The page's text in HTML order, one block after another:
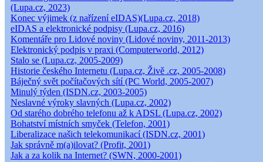
(Lupa.cz, 2023)
Konec výjimek (z nařízení eIDAS)(Lupa.cz, 2018)
eIDAS a elektronické podpisy (Lupa.cz, 2016)
Komentáře pro Lidové noviny (Lidové noviny, 2011-2013)
Elektronický podpis v praxi (Computerworld, 2012)
Stalo se (Lupa.cz, 2005-2009)
Historie českého Internetu (Lupa.cz, Živě .cz, 2005-2008)
Báječný svět počítačových sítí (PC World, 2005-2007)
Minulý týden (ISDN.cz, 2003-2005)
Neslavné výroky slavných (Lupa.cz, 2002)
Od starého dobrého telefonu až k ADSL (Lupa.cz, 2002)
Bohatství místních smyček (Telefon, 2001)
Liberalizace našich telekomunikací (ISDN.cz, 2001)
Jak správně m(a)ilovat? (Profit, 2001)
Jak a za kolik na Internet? (SWN, 2000-2001)